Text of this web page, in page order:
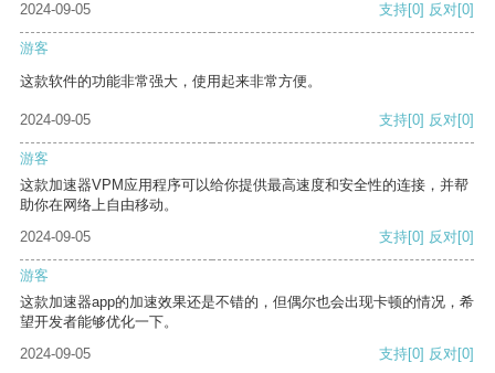
2024-09-05
支持[0] 反对[0]
游客
这款软件的功能非常强大，使用起来非常方便。
2024-09-05 支持[0] 反对[0]
游客
这款加速器VPM应用程序可以给你提供最高速度和安全性的连接，并帮
助你在网络上自由移动。
2024-09-05
支持[0] 反对[0]
游客
这款加速器app的加速效果还是不错的，但偶尔也会出现卡顿的情况，希
望开发者能够优化一下。
2024-09-05
支持[0] 反对[0]